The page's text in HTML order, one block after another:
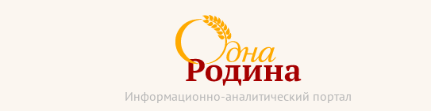
Информационно-аналитический портал